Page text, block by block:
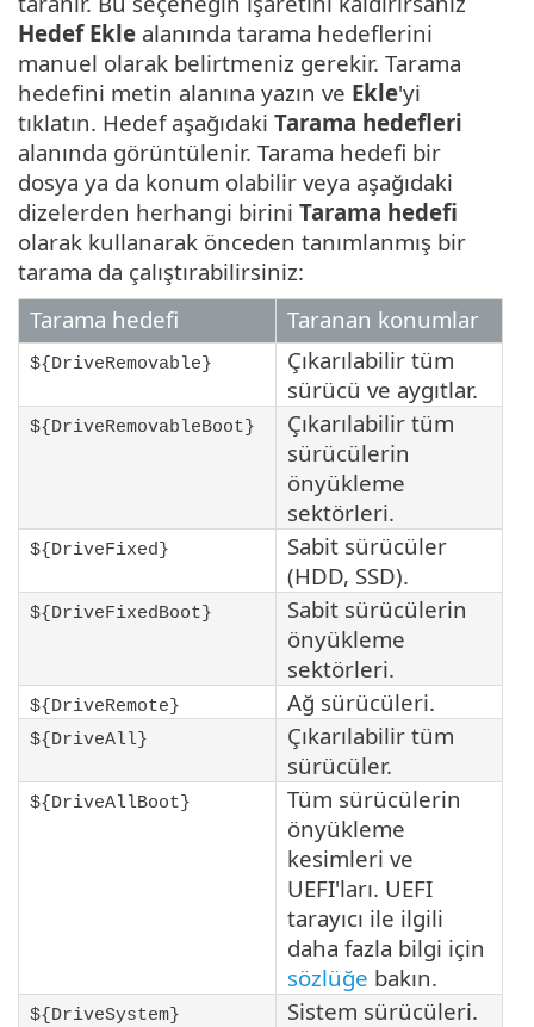
Hedef Ekle alanında tarama hedeflerini
manuel olarak belirtmeniz gerekir. Tarama
hedefini metin alanına yazın ve Ekle'yi
tıklatın. Hedef aşağıdaki Tarama hedefleri
alanında görüntülenir. Tarama hedefi bir
dosya ya da konum olabilir veya aşağıdaki
dizelerden herhangi birini Tarama hedefi
olarak kullanarak önceden tanımlanmış bir
tarama da çalıştırabilirsiniz:
Tarama hedefi
Taranan konumlar
${DriveRemovable}
Çıkarılabilir tüm
sürücü ve aygıtlar.
${DriveRemovableBoot}
Çıkarılabilir tüm
sürücülerin
önyükleme
sektörleri.
${DriveFixed}
Sabit sürücüler
(HDD, SSD).
${DriveFixedBoot}
Sabit sürücülerin
önyükleme
sektörleri.
${DriveRemote} Ağ sürücüleri.
${DriveAll}
Çıkarılabilir tüm
sürücüler.
${DriveAllBoot}
Tüm sürücülerin
önyükleme
kesimleri ve
UEFI'ları. UEFI
tarayıcı ile ilgili
daha fazla bilgi için
sözlüğe bakın.
${DriveSystem} Sistem sürücüleri.